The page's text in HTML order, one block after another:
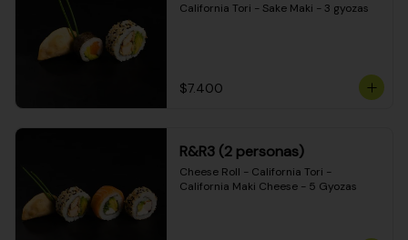
California Tori - Sake Maki - 3 gyozas
$7.400
R&R3 (2 personas)
Cheese Roll - California Tori -
California Maki Cheese - 5 Gyozas